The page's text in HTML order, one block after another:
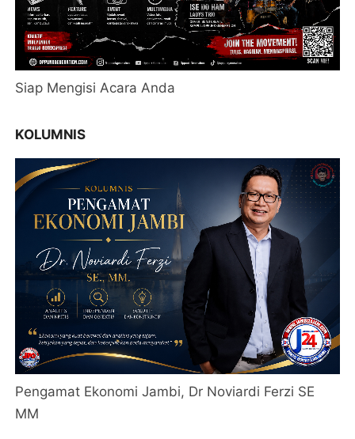
Siap Mengisi Acara Anda
KOLUMNIS
Pengamat Ekonomi Jambi, Dr Noviardi Ferzi SE
MM